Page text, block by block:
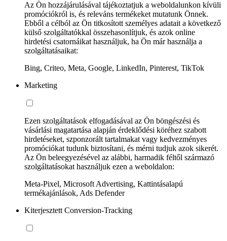
Az Ön hozzájárulásával tájékoztatjuk a weboldalunkon kívüli
promóciókról is, és releváns termékeket mutatunk Önnek.
Ebből a célból az Ön titkosított személyes adatait a következő
külső szolgáltatókkal összehasonlítjuk, és azok online
hirdetési csatornáikat használjuk, ha Ön már használja a
szolgáltatásaikat:
Bing, Criteo, Meta, Google, LinkedIn, Pinterest, TikTok
Marketing
Ezen szolgáltatások elfogadásával az Ön böngészési és
vásárlási magatartása alapján érdeklődési köréhez szabott
hirdetéseket, szponzorált tartalmakat vagy kedvezményes
promóciókat tudunk biztosítani, és mérni tudjuk azok sikerét.
Az Ön beleegyezésével az alábbi, harmadik féltől származó
szolgáltatásokat használjuk ezen a weboldalon:
Meta-Pixel, Microsoft Advertising, Kattintásalapú
termékajánlások, Ads Defender
Kiterjesztett Conversion-Tracking